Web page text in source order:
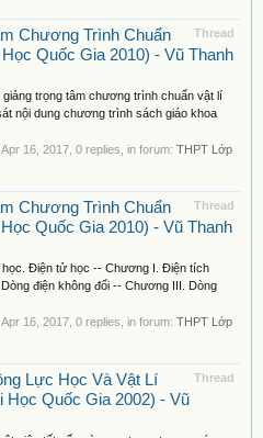
Thread
Chương Trình Chuẩn
Quốc Gia 2010) - Vũ Thanh
giảng trọng tâm chương trình chuẩn vật lí
nội dung chương trình sách giáo khoa
Apr 16, 2017 , 0 replies, in forum: THPT Lớp
Thread
Chương Trình Chuẩn
Quốc Gia 2010) - Vũ Thanh
học. Điện tử học -- Chương I. Điện tích
điện không đổi -- Chương III. Dòng
Apr 16, 2017 , 0 replies, in forum: THPT Lớp
Thread
Lực Học Và Vật Lí
Học Quốc Gia 2002) - Vũ